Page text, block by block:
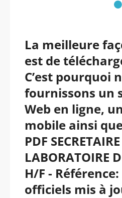
La meilleure
est de
C’est pourquoi
fournissons un
Web en ligne,
mobile ainsi
PDF
LABORATOIRE
H/F -
officiels mis à